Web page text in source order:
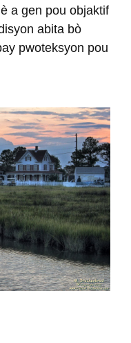
a gen pou objaktif
abita bò
pwoteksyon pou